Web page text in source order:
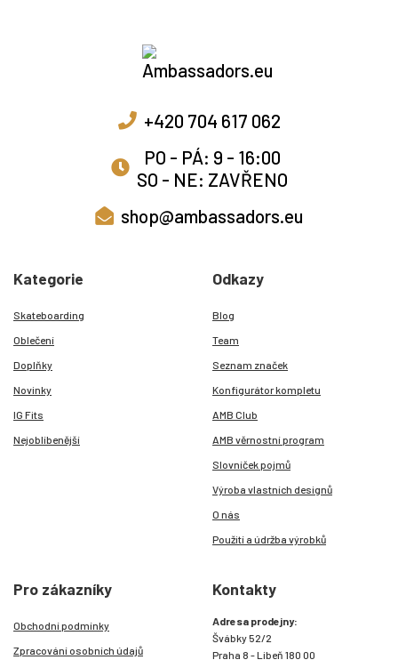
+420 704 617 062
PO - PÁ: 9 - 16:00
SO - NE: ZAVŘENO
shop@ambassadors.eu
Kategorie
Skateboarding
Oblečení
Doplňky
Novinky
IG Fits
Nejoblíbenější
Odkazy
Blog
Team
Seznam značek
Konfigurátor kompletu
AMB Club
AMB věrnostní program
Slovníček pojmů
Výroba vlastních designů
O nás
Použití a údržba výrobků
Pro zákazníky
Obchodní podmínky
Zpracování osobních údajů
Kontakty
Adresa prodejny:
Švábky 52/2
Praha 8 - Libeň 180 00